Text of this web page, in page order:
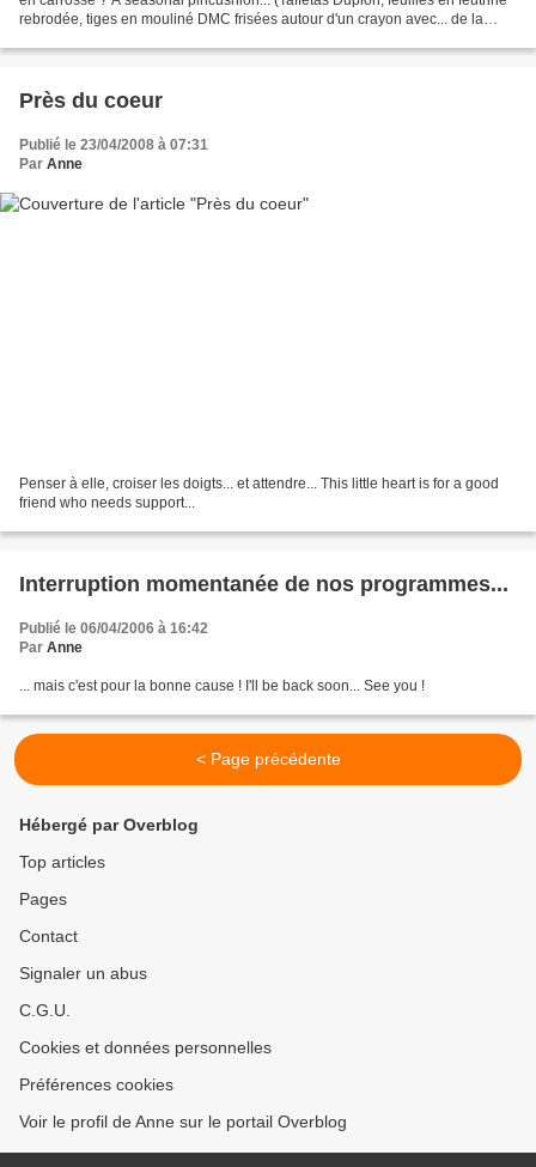
rebrodée, tiges en mouliné DMC frisées autour d'un crayon avec... de la
Près du coeur
Publié le 23/04/2008 à 07:31
Par Anne
Penser à elle, croiser les doigts... et attendre... This little heart is for a good
friend who needs support...
Interruption momentanée de nos programmes...
Publié le 06/04/2006 à 16:42
Par Anne
... mais c'est pour la bonne cause ! I'll be back soon... See you !
< Page précédente
Hébergé par Overblog
Top articles
Pages
Contact
Signaler un abus
C.G.U.
Cookies et données personnelles
Préférences cookies
Voir le profil de Anne sur le portail Overblog